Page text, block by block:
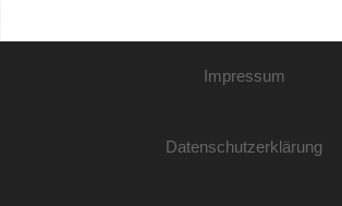
Impressum
Datenschutzerklärung